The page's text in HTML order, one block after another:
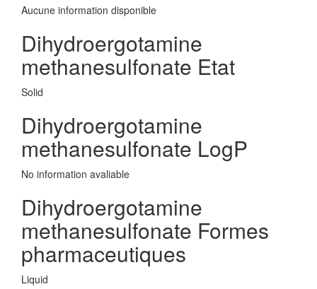
Aucune information disponible
Dihydroergotamine
methanesulfonate Etat
Solid
Dihydroergotamine
methanesulfonate LogP
No information avaliable
Dihydroergotamine
methanesulfonate Formes
pharmaceutiques
Liquid